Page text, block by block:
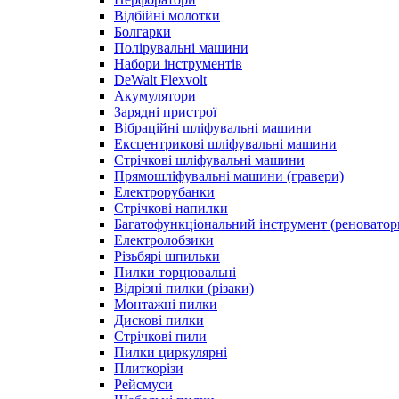
Відбійні молотки
Болгарки
Полірувальні машини
Набори інструментів
DeWalt Flexvolt
Акумулятори
Зарядні пристрої
Вібраційні шліфувальні машини
Ексцентрикові шліфувальні машини
Стрічкові шліфувальні машини
Прямошліфувальні машини (гравери)
Електрорубанки
Стрічкові напилки
Багатофункціональний інструмент
Електролобзики
Різьбярі шпильки
Пилки торцювальні
Відрізні пилки (різаки)
Монтажні пилки
Дискові пилки
Стрічкові пили
Пилки циркулярні
Плиткорізи
Рейсмуси